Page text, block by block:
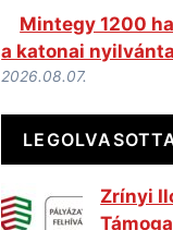
Mintegy 1200
a katonai
2026.08.07.
Zrínyi